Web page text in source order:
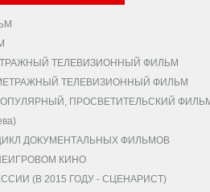
ТЕЛЕВИЗИОННЫЙ ФИЛЬМ
ТЕЛЕВИЗИОННЫЙ ФИЛЬМ
ПРОСВЕТИТЕЛЬСКИЙ
ДОКУМЕНТАЛЬНЫХ ФИЛЬМОВ
КИНО
(В 2015 ГОДУ - СЦЕНАРИСТ)